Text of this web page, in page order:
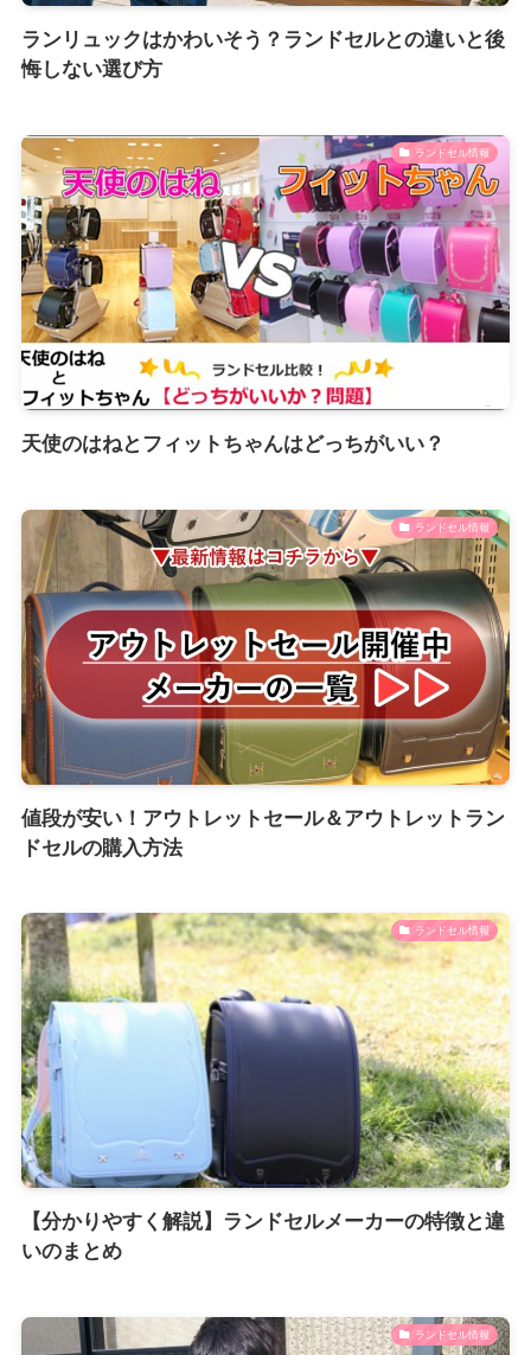
ランリュックはかわいそう？ランドセルとの違いと後
悔しない選び方
ランドセル情報
天使のはねとフィットちゃんはどっちがいい？
ランドセル情報
値段が安い！アウトレットセール＆アウトレットラン
ドセルの購入方法
ランドセル情報
【分かりやすく解説】ランドセルメーカーの特徴と違
いのまとめ
ランドセル情報